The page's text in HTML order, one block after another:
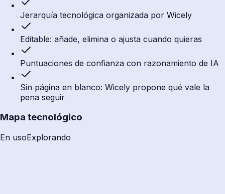
Jerarquía tecnológica organizada por Wicely
Editable: añade, elimina o ajusta cuando quieras
Puntuaciones de confianza con razonamiento de IA
Sin página en blanco: Wicely propone qué vale la
pena seguir
Mapa tecnológico
En usoExplorando